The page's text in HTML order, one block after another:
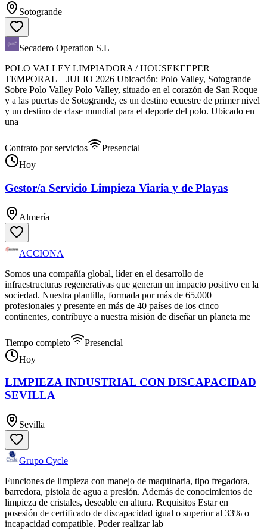
Sotogrande
Secadero Operation S.L
POLO VALLEY LIMPIADORA / HOUSEKEEPER
TEMPORAL – JULIO 2026 Ubicación: Polo Valley, Sotogrande
Sobre Polo Valley Polo Valley, situado en el corazón de San Roque
y a las puertas de Sotogrande, es un destino ecuestre de primer nivel
y un destino de clase mundial para el deporte del polo. Ubicado en
una
Contrato por servicios
Presencial
Hoy
Gestor/a Servicio Limpieza Viaria y de Playas
Almería
ACCIONA
Somos una compañía global, líder en el desarrollo de
infraestructuras regenerativas que generan un impacto positivo en la
sociedad. Nuestra plantilla, formada por más de 65.000
profesionales y presente en más de 40 países de los cinco
continentes, contribuye a nuestra misión de diseñar un planeta me
Tiempo completo
Presencial
Hoy
LIMPIEZA INDUSTRIAL CON DISCAPACIDAD
SEVILLA
Sevilla
Grupo Cycle
Funciones de limpieza con manejo de maquinaria, tipo fregadora,
barredora, pistola de agua a presión. Además de conocimientos de
limpieza de cristales, deseable en altura. Requisitos Estar en
posesión de certificado de discapacidad igual o superior al 33% o
incapacidad compatible. Poder realizar lab